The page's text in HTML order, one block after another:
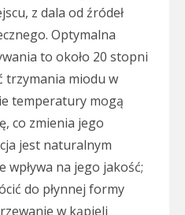
z dala od źródeł
Optymalna
to około 20 stopni
trzymania miodu w
temperatury mogą
co zmienia jego
jest naturalnym
wpływa na jego jakość;
do płynnej formy
w kąpieli